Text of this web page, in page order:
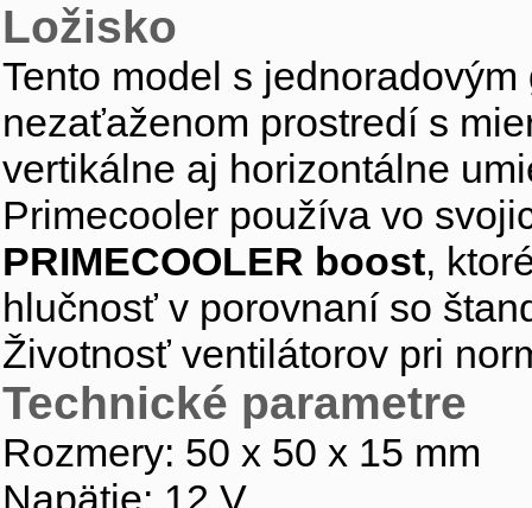
Ložisko
Tento model s
nezaťaženom prostredí s
vertikálne aj horizontálne
Primecooler používa vo
PRIMECOOLER boost,
hlučnosť v porovnaní so
Životnosť ventilátorov pri
Technické parametre
Rozmery: 50 x 50 x 15 mm
Napätie: 12 V